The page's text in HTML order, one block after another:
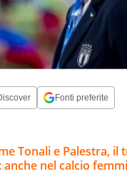
Fonti preferite
Tonali e Palestra, il
anche nel calcio